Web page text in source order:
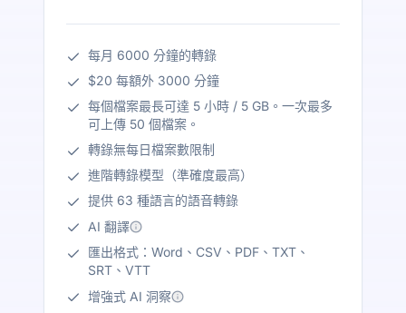
每月 6000 分鐘的轉錄
$20 每額外 3000 分鐘
每個檔案最長可達 5 小時 / 5 GB。一次最多
可上傳 50 個檔案。
轉錄無每日檔案數限制
進階轉錄模型（準確度最高）
提供 63 種語言的語音轉錄
AI 翻譯
匯出格式：Word、CSV、PDF、TXT、
SRT、VTT
增強式 AI 洞察